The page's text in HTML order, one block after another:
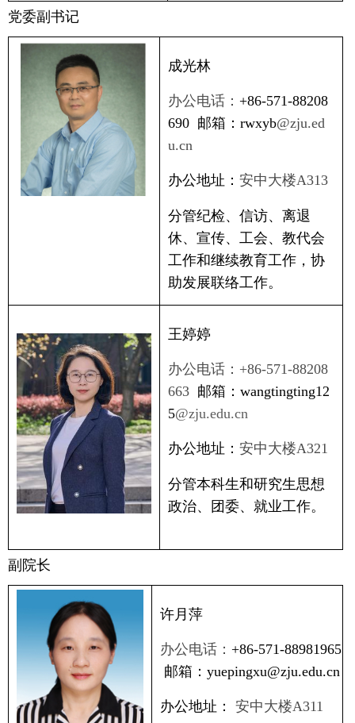
党委副书记
成光林
办公电话： +86-571-88208
690 邮箱：rwxyb@zju.ed
u.cn
办公地址： 安中大楼A313
分管纪检、 信访、离退
休、宣传、工会、教代会
工作和继续教育工作，协
助发展联络工作。
王婷婷
办公电话： +86-571-88208
663 邮箱：wangtingting12
5@zju.edu.cn
办公地址： 安中大楼A321
分管本科生和研究生思想
政治、
团委、就业工作。
副院长
许月萍
办公电话： +86-571-88981965
邮箱： yuepingxu@zju.edu.cn
办公地址： 安中大楼A311